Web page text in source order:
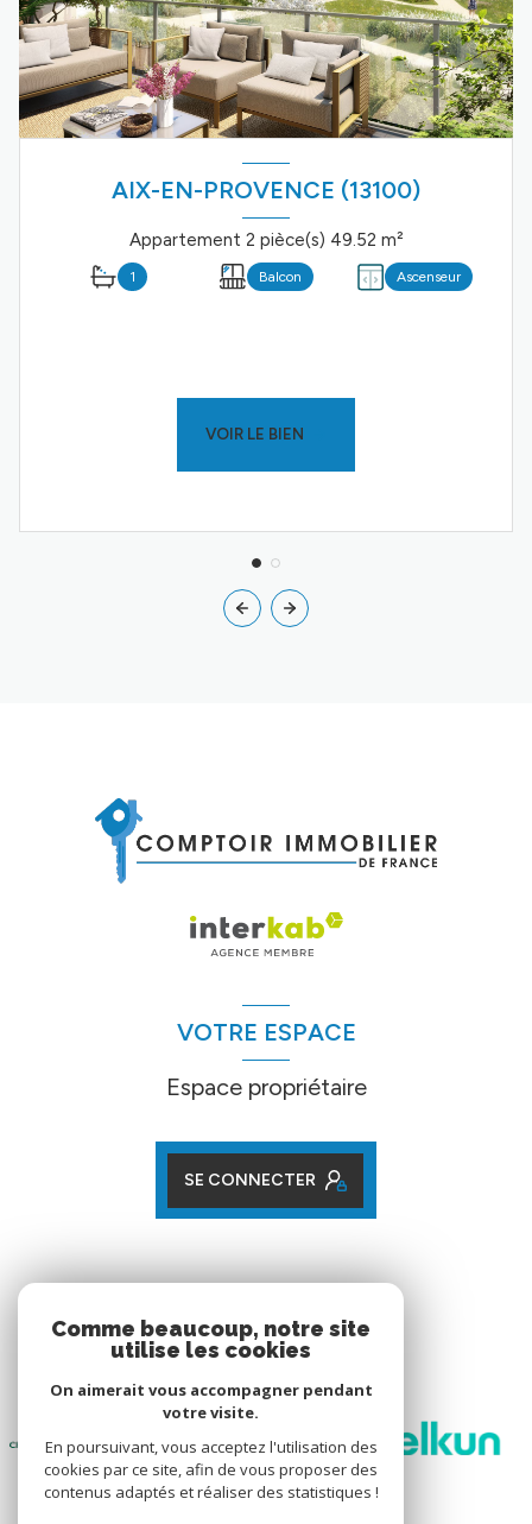
AIX-EN-PROVENCE (13100)
Appartement 2 pièce(s) 49.52 m²
1 Balcon Ascenseur
VOIR LE BIEN
VOTRE ESPACE
Espace propriétaire
SE CONNECTER
Nos partenaires
Comme beaucoup, notre site
utilise les cookies
On aimerait vous accompagner pendant
votre visite.
En poursuivant, vous acceptez l'utilisation des
cookies par ce site, afin de vous proposer des
contenus adaptés et réaliser des statistiques !